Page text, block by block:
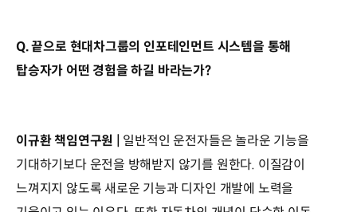
Q. 끝으로 현대차그룹의 인포테인먼트 시스템을 통해
탑승자가 어떤 경험을 하길 바라는가?
이규환 책임연구원 | 일반적인 운전자들은 놀라운 기능을
기대하기보다 운전을 방해받지 않기를 원한다. 이질감이
느껴지지 않도록 새로운 기능과 디자인 개발에 노력을